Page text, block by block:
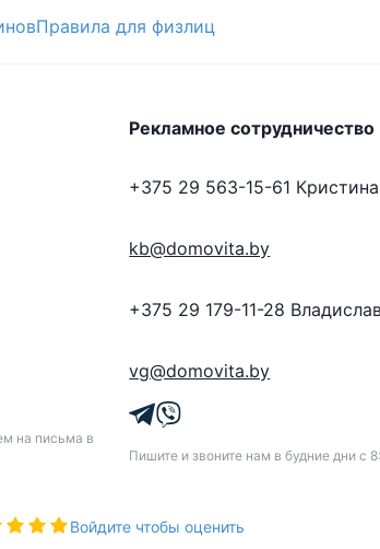
Правила для физлиц
на письма в
Рекламное сотрудничество
+375 29 563-15-61 Кристина
kb@domovita.by
+375 29 179-11-28
vg@domovita.by
Пишите и звоните нам в будние дни с
Войдите чтобы оценить